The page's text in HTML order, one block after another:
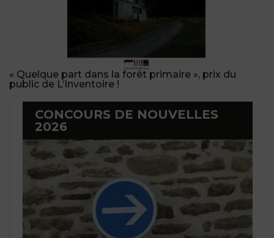
« Quelque part dans la forêt primaire », prix du
public de L’Inventoire !
CONCOURS DE NOUVELLES
2026